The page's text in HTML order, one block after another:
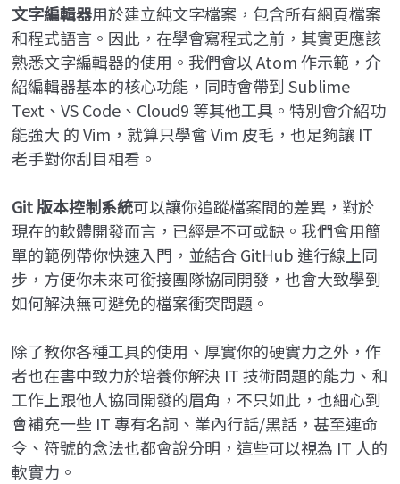
文字編輯器用於建立純文字檔案，包含所有網頁檔案
和程式語言。因此，在學會寫程式之前，其實更應該
熟悉文字編輯器的使用。我們會以 Atom 作示範，介
紹編輯器基本的核心功能，同時會帶到 Sublime
Text、VS Code、Cloud9 等其他工具。特別會介紹功
能強大 的 Vim，就算只學會 Vim 皮毛，也足夠讓 IT
老手對你刮目相看。
Git版本控制系統可以讓你追蹤檔案間的差異，對於
現在的軟體開發而言，已經是不可或缺。我們會用簡
單的範例帶你快速入門，並結合 GitHub 進行線上同
步，方便你未來可銜接團隊協同開發，也會大致學到
如何解決無可避免的檔案衝突問題。
除了教你各種工具的使用、厚實你的硬實力之外，作
者也在書中致力於培養你解決 IT 技術問題的能力、和
工作上跟他人協同開發的眉角，不只如此，也細心到
會補充一些 IT 專有名詞、業內行話/黑話，甚至連命
令、符號的念法也都會說分明，這些可以視為 IT 人的
軟實力。